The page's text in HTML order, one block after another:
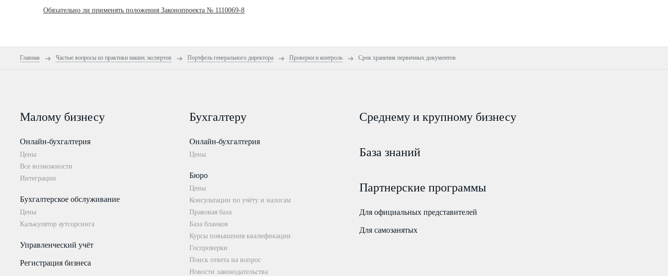
Обязательно ли применять положения Законопроекта № 1110069-8
Главная Частые вопросы из практики наших экспертов Портфель генерального директора Проверки и контроль Срок хранения первичных документов
Малому бизнесу
Онлайн-бухгалтерия
Цены
Все возможности
Интеграции
Бухгалтерское обслуживание
Цены
Калькулятор аутсорсинга
Управленческий учёт
Регистрация бизнеса
Бухгалтеру
Онлайн-бухгалтерия
Цены
Бюро
Цены
Консультации по учёту и налогам
Правовая база
База бланков
Курсы повышения квалификации
Госпроверки
Поиск ответа на вопрос
Новости законодательства
Среднему и крупному бизнесу
База знаний
Партнерские программы
Для официальных представителей
Для самозанятых